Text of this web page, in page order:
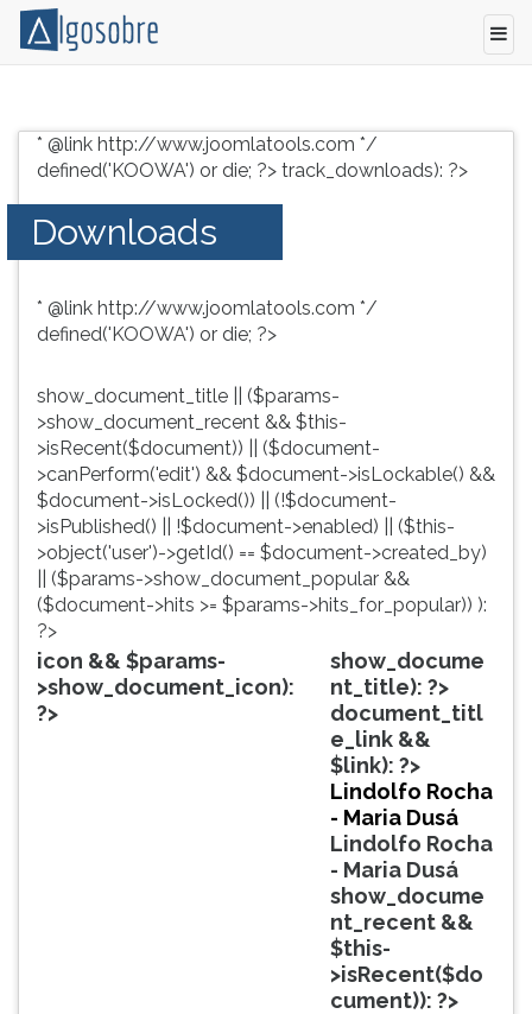
grátis
vestibular,
enem
concursos.
resumos
livros,
biografias,
profissões,
simulados
comentados.
Acessibilidade
leitor
TAB
depois
F
para
ouvir
conteúdo
principal
pular
essa
leitura
pressione
depois
pausar
* @link http://www.joomlatools.com */
defined('KOOWA') or die; ?> track_downloads): ?>
Downloads
* @link http://www.joomlatools.com */
defined('KOOWA') or die; ?>
show_document_title || ($params-
>show_document_recent && $this-
>isRecent($document)) || ($document-
>canPerform('edit') && $document->isLockable() &&
$document->isLocked()) || (!$document-
>isPublished() || !$document->enabled) || ($this-
>object('user')->getId() == $document->created_by)
|| ($params->show_document_popular &&
($document->hits >= $params->hits_for_popular)) ):
?>
icon && $params-
>show_document_icon):
?>
show_docume
nt_title): ?>
document_titl
e_link &&
$link): ?>
Lindolfo Rocha
- Maria Dusá
Lindolfo Rocha
- Maria Dusá
show_docume
nt_recent &&
$this-
>isRecent($do
cument)): ?>